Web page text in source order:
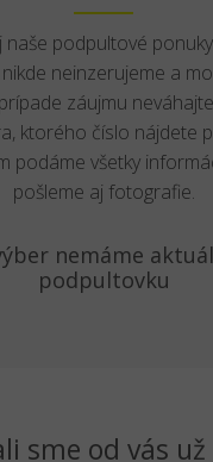
naše podpultové
neinzerujeme a
záujmu
ktorého číslo nájdete
podáme všetky
pošleme aj fotografie.
nemáme
podpultovku
sme od vás už